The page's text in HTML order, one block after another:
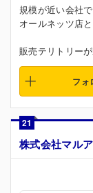
規模が近い会社
オールネッツ店
販売テリトリー
フォ
21
株式会社マル